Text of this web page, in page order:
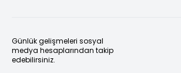
Günlük gelişmeleri sosyal
medya hesaplarından takip
edebilirsiniz.